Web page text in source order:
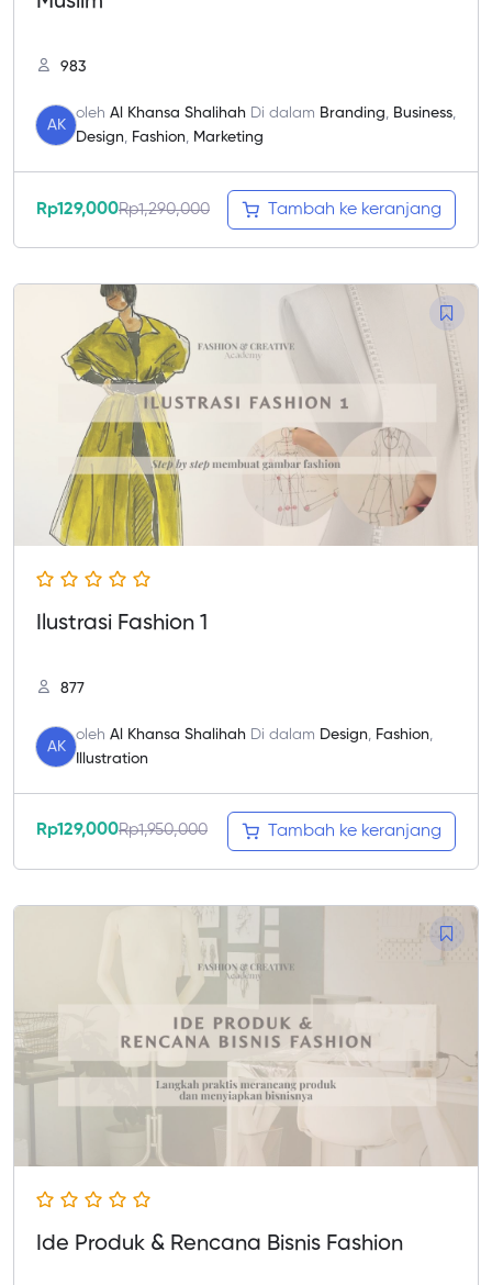
983
AK
oleh Al Khansa Shalihah Di dalam Branding, Business,
Design, Fashion, Marketing
Rp129,000Rp1,290,000 Tambah ke keranjang
Ilustrasi Fashion 1
877
AK
oleh Al Khansa Shalihah Di dalam Design Fashion
Illustration
Rp129,000Rp1,950,000 Tambah ke keranjang
Ide Produk & Rencana Bisnis Fashion